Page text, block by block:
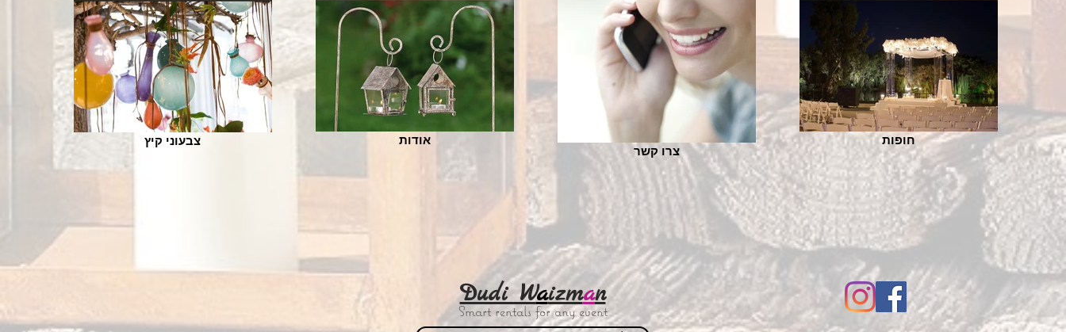
צבעוני קיץ
אודות
צרו קשר
חופות
Smart rentals for any event
Dudi Waizman